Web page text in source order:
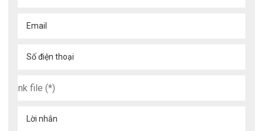
Email
Số điện thoại
Lời nhắn